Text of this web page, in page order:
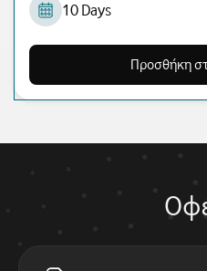
10 Days
Προσθήκη